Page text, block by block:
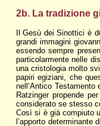
2b. La tradizione
Il Gesù dei Sinottici è
grandi immagini
essendo sempre
particolarmente nelle
una cristologia molto
papiri egiziani, che
nell’Antico
Ratzinger propende
considerato se stesso
Così si è già compiuto
l’apporto